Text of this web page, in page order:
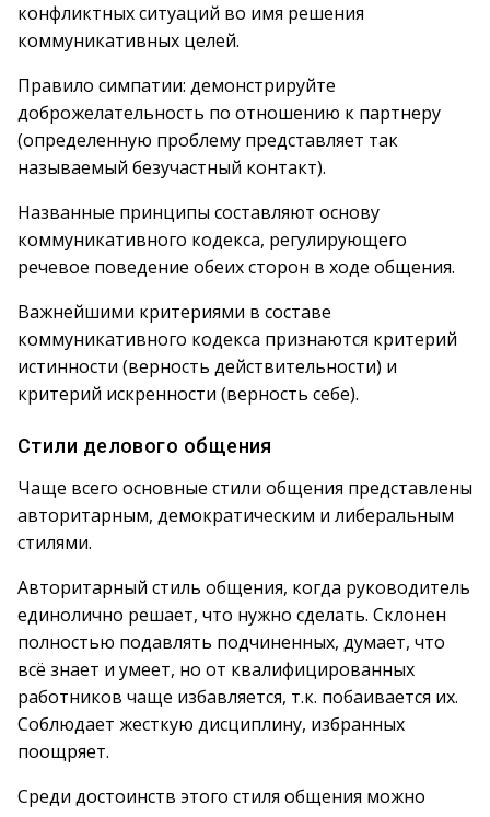
конфликтных ситуаций во имя решения
коммуникативных целей.
Правило симпатии: демонстрируйте
доброжелательность по отношению к партнеру
(определенную проблему представляет так
называемый безучастный контакт).
Названные принципы составляют основу
коммуникативного кодекса, регулирующего
речевое поведение обеих сторон в ходе общения.
Важнейшими критериями в составе
коммуникативного кодекса признаются критерий
истинности (верность действительности) и
критерий искренности (верность себе).
Стили делового общения
Чаще всего основные стили общения представлены
авторитарным, демократическим и либеральным
стилями.
Авторитарный стиль общения, когда руководитель
единолично решает, что нужно сделать. Склонен
полностью подавлять подчиненных, думает, что
всё знает и умеет, но от квалифицированных
работников чаще избавляется, т.к. побаивается их.
Соблюдает жесткую дисциплину, избранных
поощряет.
Среди достоинств этого стиля общения можно